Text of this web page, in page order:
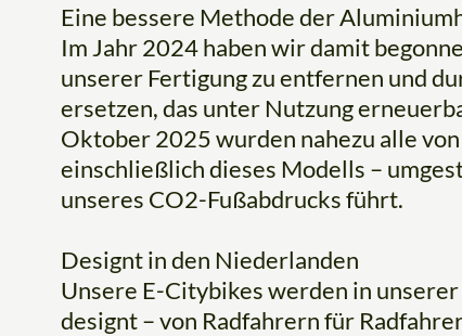
Eine bessere Methode der
Im Jahr 2024 haben wir damit
unserer Fertigung zu entfernen und
ersetzen, das unter Nutzung
Oktober 2025 wurden nahezu alle
einschließlich dieses Modells –
unseres CO2-Fußabdrucks führt.
Designt in den Niederlanden
Unsere E-Citybikes werden in
designt – von Radfahrern für